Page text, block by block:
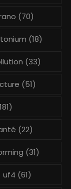
(70)
(18)
(33)
(51)
(22)
(31)
uf4 (61)